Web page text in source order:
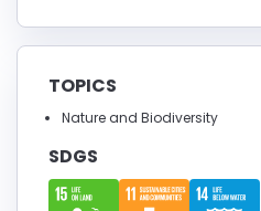
TOPICS
Nature and Biodiversity
SDGS